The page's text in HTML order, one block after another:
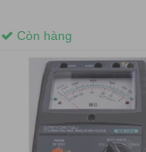
Còn hàng